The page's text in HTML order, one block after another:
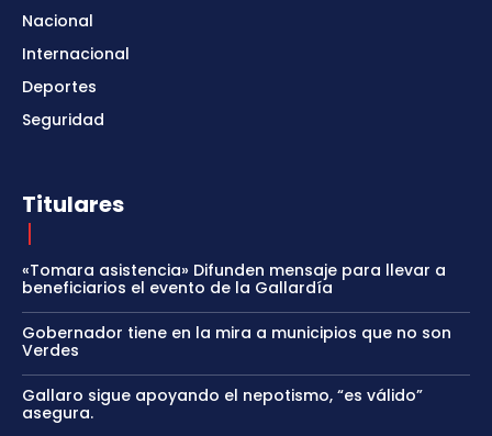
Nacional
Internacional
Deportes
Seguridad
Titulares
«Tomara asistencia» Difunden mensaje para llevar a
beneficiarios el evento de la Gallardía
Gobernador tiene en la mira a municipios que no son
Verdes
Gallaro sigue apoyando el nepotismo, “es válido”
asegura.